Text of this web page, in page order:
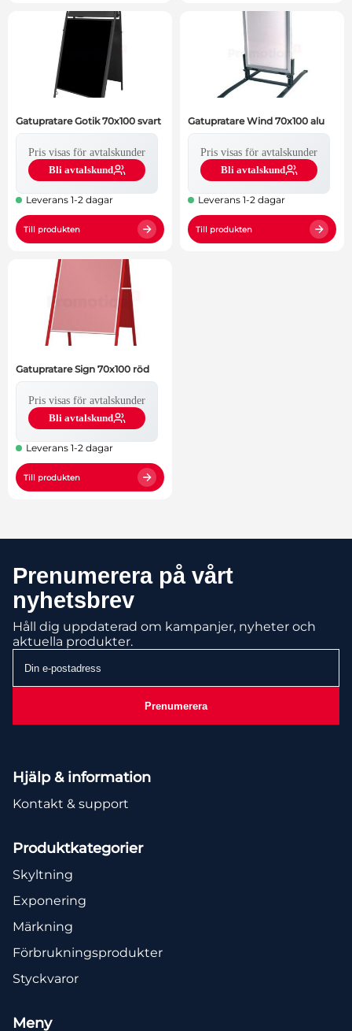
Gatupratare Gotik 70x100 svart
Pris visas för avtalskunder
Bli avtalskund
Leverans 1-2 dagar
Till produkten
Gatupratare Wind 70x100 alu
Pris visas för avtalskunder
Bli avtalskund
Leverans 1-2 dagar
Till produkten
Gatupratare Sign 70x100 röd
Pris visas för avtalskunder
Bli avtalskund
Leverans 1-2 dagar
Till produkten
Prenumerera på vårt
nyhetsbrev
Håll dig uppdaterad om kampanjer, nyheter och
aktuella produkter.
postadress
Prenumerera
Hjälp & information
Kontakt & support
Produktkategorier
Skyltning
Exponering
Märkning
Förbrukningsprodukter
Styckvaror
Meny